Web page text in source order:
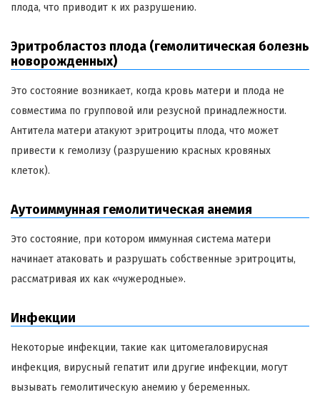
плода, что приводит к их разрушению.
Эритробластоз плода (гемолитическая болезнь
новорожденных)
Это состояние возникает, когда кровь матери и плода не
совместима по групповой или резусной принадлежности.
Антитела матери атакуют эритроциты плода, что может
привести к гемолизу (разрушению красных кровяных
клеток).
Аутоиммунная гемолитическая анемия
Это состояние, при котором иммунная система матери
начинает атаковать и разрушать собственные эритроциты,
рассматривая их как «чужеродные».
Инфекции
Некоторые инфекции, такие как цитомегаловирусная
инфекция, вирусный гепатит или другие инфекции, могут
вызывать гемолитическую анемию у беременных.